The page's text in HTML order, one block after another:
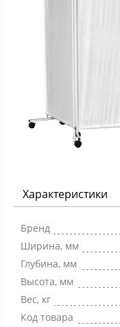
Характеристики
Бренд
Ширина, мм
Глубина, мм
Высота, мм
Вес, кг
Код товара